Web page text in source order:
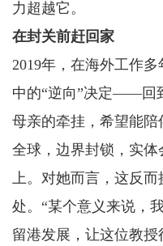
力超越它。
在封关前赶回家
2019年，在海外工作
中的“逆向”决定——回
母亲的牵挂，希望能
全球，边界封锁，实体
上。对她而言，这反
处。“某个意义来说，
留港发展，让这位教